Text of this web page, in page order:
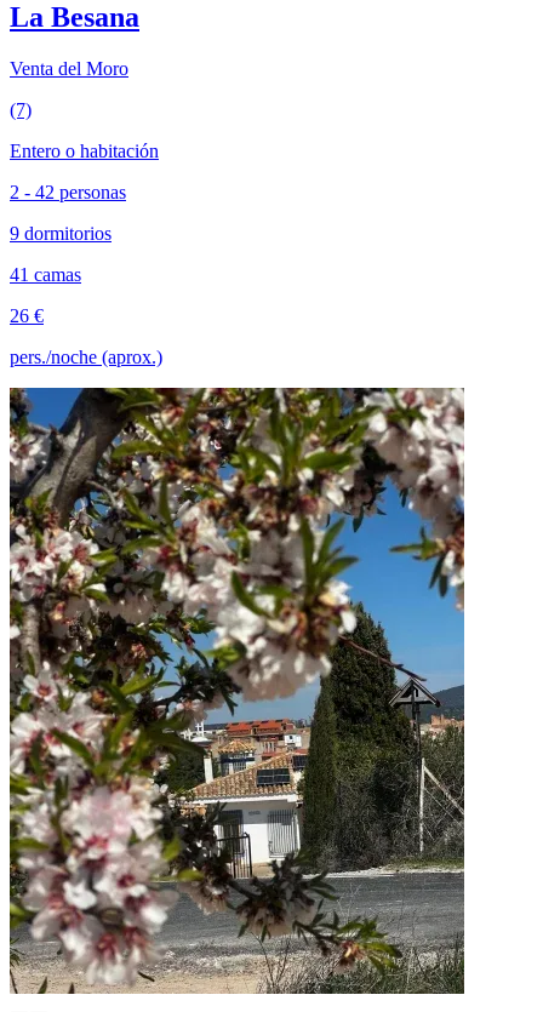
La Besana
Venta del Moro
(7)
Entero o habitación
2 - 42 personas
9 dormitorios
41 camas
26 €
pers./noche (aprox.)